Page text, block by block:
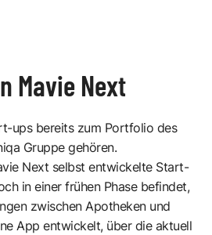
Mavie Next
ups bereits zum Portfolio des
Gruppe gehören.
Next selbst entwickelte Start-
in einer frühen Phase befindet,
zwischen Apotheken und
App entwickelt, über die aktuell